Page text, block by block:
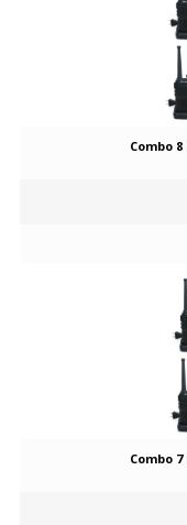
Combo 8
Combo 7